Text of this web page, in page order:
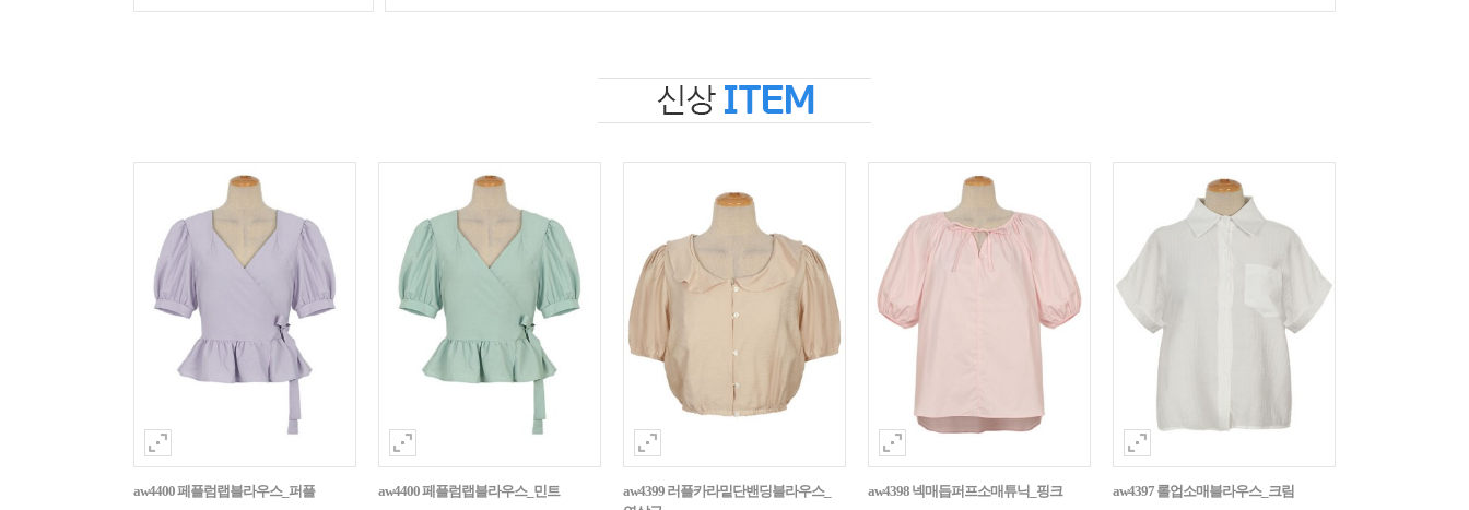
aw4400 페플럼랩블라우스_퍼플 aw4400 페플럼랩블라우스_민트
aw4399 러플카라밑단밴딩블라우스_
aw4398 넥매듭퍼프소매튜닉_핑크 aw4397 롤업소매블라우스_크림